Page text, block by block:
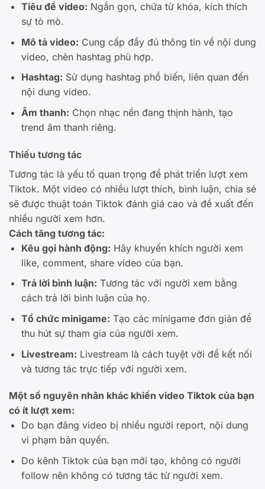
Tiêu đề video: Ngắn gọn, chứa từ khóa, kích thích
sự tò mò.
Mô tả video: Cung cấp đầy đủ thông tin về nội dung
video, chèn hashtag phù hợp.
Hashtag: Sử dụng hashtag phổ biến, liên quan đến
nội dung video.
Âm thanh: Chọn nhạc nền đang thịnh hành, tạo
trend âm thanh riêng.
Thiếu tương tác
Tương tác là yếu tố quan trọng để phát triển lượt xem
Tiktok. Một video có nhiều lượt thích, bình luận, chia sẻ
sẽ được thuật toán Tiktok đánh giá cao và đề xuất đến
nhiều người xem hơn.
Cách tăng tương tác:
Kêu gọi hành động: Hãy khuyến khích người xem
like, comment, share video của bạn.
Trả lời bình luận: Tương tác với người xem bằng
cách trả lời bình luận của họ.
Tổ chức minigame: Tạo các minigame đơn giản để
thu hút sự tham gia của người xem.
Livestream: Livestream là cách tuyệt vời để kết nối
và tương tác trực tiếp với người xem.
Một số nguyên nhân khác khiến video Tiktok của bạn
có ít lượt xem:
Do bạn đăng video bị nhiều người report, nội dung
vi phạm bản quyền.
Do kênh Tiktok của bạn mới tạo, không có người
follow nên không có tương tác từ người xem.